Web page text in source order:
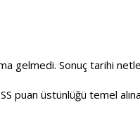
gelmedi. Sonuç tarihi
puan üstünlüğü temel